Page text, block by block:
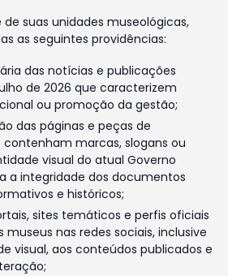
suas unidades museológicas,
as seguintes providências:
das notícias e publicações
de 2026 que caracterizem
ou promoção da gestão;
das páginas e peças de
marcas, slogans ou
visual do atual Governo
a integridade dos documentos
e históricos;
sites temáticos e perfis oficiais
museus nas redes sociais, inclusive
visual, aos conteúdos publicados e